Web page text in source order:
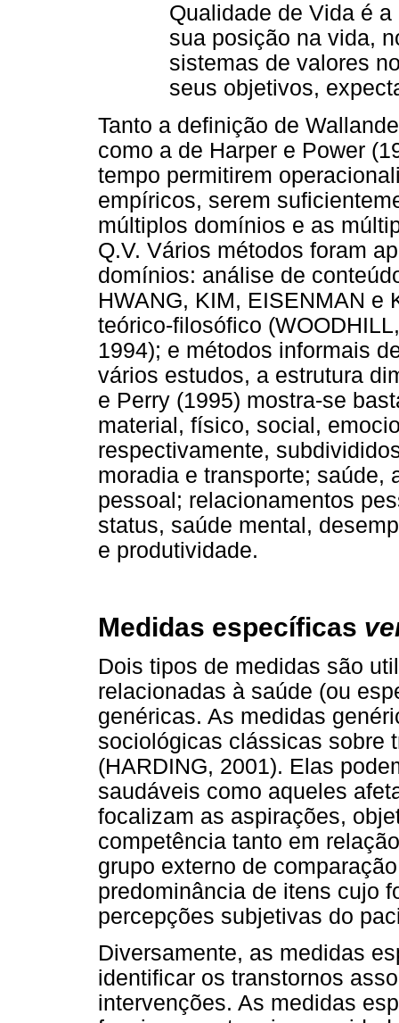
Qualidade de Vida é
sua posição na vida,
sistemas de valores
seus objetivos,
Tanto a definição de
como a de Harper e Power
tempo permitirem
empíricos, serem
múltiplos domínios e as
Q.V. Vários métodos foram
domínios: análise de
HWANG, KIM, EISENMAN e
teórico-filosófico
1994); e métodos informais
vários estudos, a estrutura
e Perry (1995) mostra-se
material, físico, social,
respectivamente,
moradia e transporte; saúde,
pessoal; relacionamentos
status, saúde mental,
e produtividade.
Medidas específicas
Dois tipos de medidas são
relacionadas à saúde (ou
genéricas. As medidas
sociológicas clássicas sobre
(HARDING, 2001). Elas
saudáveis como aqueles
focalizam as aspirações,
competência tanto em
grupo externo de
predominância de itens cujo
percepções subjetivas do
Diversamente, as medidas
identificar os transtornos
intervenções. As medidas